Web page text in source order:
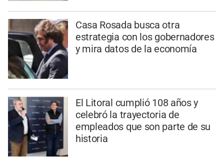
Casa Rosada busca otra
estrategia con los gobernadores
y mira datos de la economía
El Litoral cumplió 108 años y
celebró la trayectoria de
empleados que son parte de su
historia